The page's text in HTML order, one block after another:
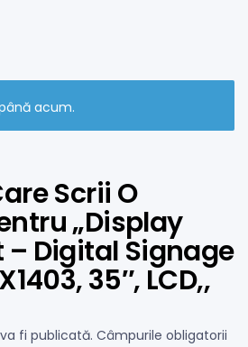
acum.
Scrii O
„Display
– Digital Signage
35″, LCD,,
fi publicată. Câmpurile obligatorii